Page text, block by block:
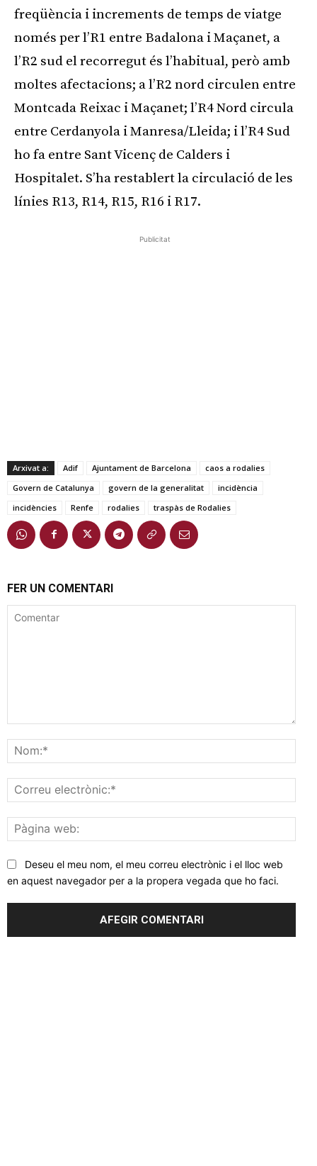
freqüència i increments de temps de viatge
només per l’R1 entre Badalona i Maçanet, a
l’R2 sud el recorregut és l’habitual, però amb
moltes afectacions; a l’R2 nord circulen entre
Montcada Reixac i Maçanet; l’R4 Nord circula
entre Cerdanyola i Manresa/Lleida; i l’R4 Sud
ho fa entre Sant Vicenç de Calders i
Hospitalet. S’ha restablert la circulació de les
línies R13, R14, R15, R16 i R17.
Publicitat
Arxivat a: Adif Ajuntament de Barcelona
caos a rodalies
Govern de Catalunya
govern de la generalitat
incidència
incidències
Renfe rodalies traspàs de Rodalies
FER UN COMENTARI
web:
Deseu el meu nom, el meu correu electrònic i el lloc web
en aquest navegador per a la propera vegada que ho faci.